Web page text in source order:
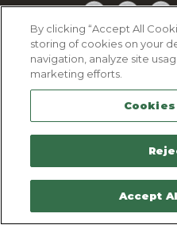
Facebook
Politique
Politique de
Plan
By clicking “Accept All
storing of cookies on your
navigation, analyze site
marketing efforts.
Accept